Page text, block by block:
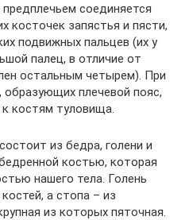
соединяется
косточек запястья и пясти,
подвижных пальцев (их у
палец, в отличие от
остальным четырем). При
плечевой пояс,
костям туловища.
из бедра, голени и
костью, которая
нашего тела. Голень
а стопа – из
из которых пяточная.